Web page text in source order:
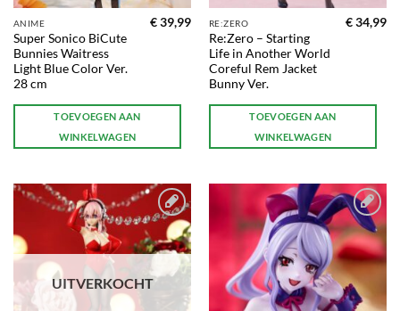
ANIME
Super Sonico BiCute
Bunnies Waitress
Light Blue Color Ver.
28 cm
€39,99
TOEVOEGEN AAN
WINKELWAGEN
RE:ZERO
Re:Zero – Starting
Life in Another World
Coreful Rem Jacket
Bunny Ver.
€34,99
TOEVOEGEN AAN
WINKELWAGEN
Toevoegen
aan
verlanglijst
UITVERKOCHT
Toevoegen
aan
verlanglijst